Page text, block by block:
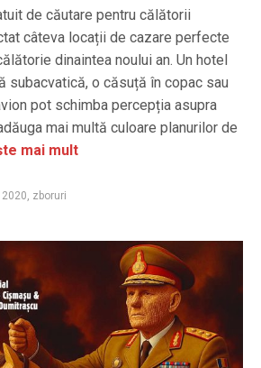
de căutare pentru călătorii
câteva locații de cazare perfecte
dinaintea noului an. Un hotel
subacvatică, o căsuță în copac sau
pot schimba percepția asupra
mai multă culoare planurilor de
mai mult
, zboruri